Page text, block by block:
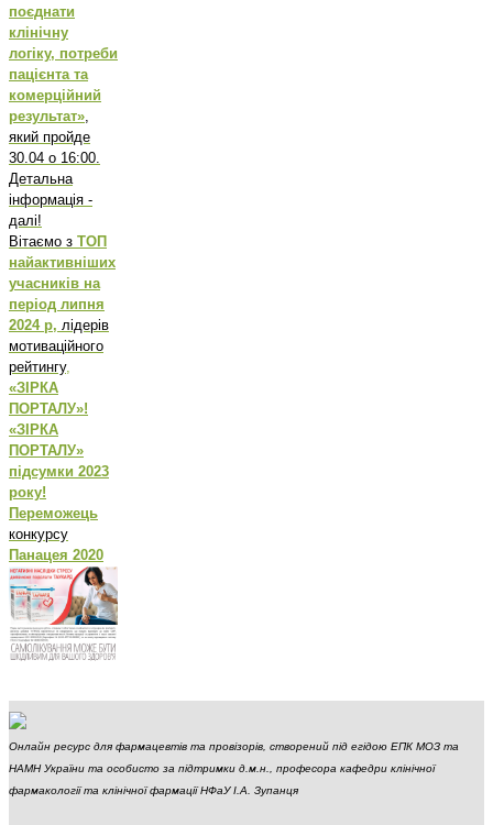
поєднати
клінічну
логіку, потреби
пацієнта та
комерційний
результат»
який пройде
30.04 о 16:00.
Детальна
інформація -
далі!
Вітаємо з ТОП
найактивніших
учасників на
період липня
2024 р, лідерів
мотиваційного
рейтингу,
«ЗІРКА
ПОРТАЛУ»!
«ЗІРКА
ПОРТАЛУ»
підсумки 2023
року!
Переможець
конкурсу
Панацея 2020
Онлайн ресурс для фармацевтів та провізорів, створений під егідою ЕПК МОЗ та
НАМН України та особисто за підтримки д.м.н., професора кафедри клінічної
фармакології та клінічної фармації НФаУ І.А. Зупанця